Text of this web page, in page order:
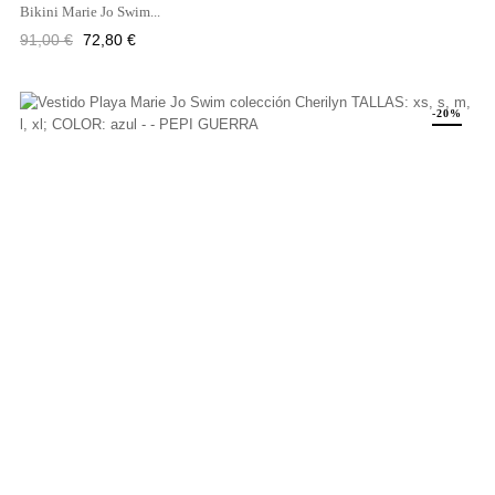
Bikini Marie Jo Swim...
Precio
91,00 € Precio
72,80 €
-20%